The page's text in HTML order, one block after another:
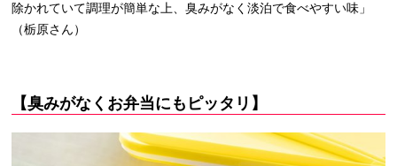
除かれていて調理が簡単な上、臭みがなく淡泊で食べやすい味」
（栃原さん）
【臭みがなくお弁当にもピッタリ】